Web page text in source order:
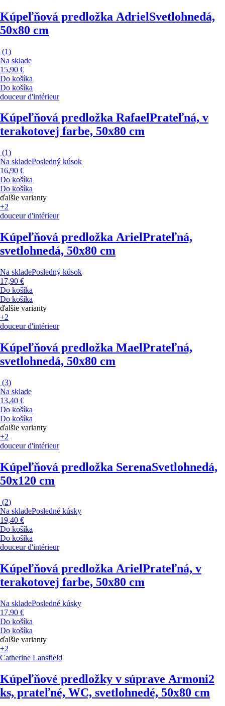
Kúpeľňová predložka AdrielSvetlohnedá,
50x80 cm
(1)
Na sklade
15,90 €
Do košíka
Do košíka
douceur d'intérieur
Kúpeľňová predložka RafaelPrateľná, v
terakotovej farbe, 50x80 cm
(1)
Na skladePosledný kúsok
16,90 €
Do košíka
Do košíka
ďalšie varianty
+2
douceur d'intérieur
Kúpeľňová predložka ArielPrateľná,
svetlohnedá, 50x80 cm
Na skladePosledný kúsok
17,90 €
Do košíka
Do košíka
ďalšie varianty
+2
douceur d'intérieur
Kúpeľňová predložka MaelPrateľná,
svetlohnedá, 50x80 cm
(3)
Na sklade
13,40 €
Do košíka
Do košíka
ďalšie varianty
+2
douceur d'intérieur
Kúpeľňová predložka SerenaSvetlohnedá,
50x120 cm
(2)
Na skladePosledné kúsky
19,40 €
Do košíka
Do košíka
douceur d'intérieur
Kúpeľňová predložka ArielPrateľná, v
terakotovej farbe, 50x80 cm
Na skladePosledné kúsky
17,90 €
Do košíka
Do košíka
ďalšie varianty
+2
Catherine Lansfield
Kúpeľňové predložky v súprave Armoni2
ks, prateľné, WC, svetlohnedé, 50x80 cm